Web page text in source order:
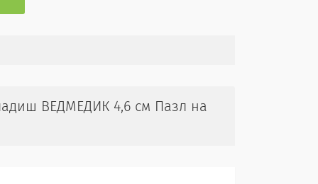
ВЕДМЕДИК 4,6 см Пазл на